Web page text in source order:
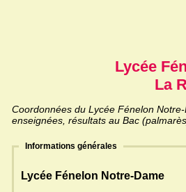
Lycée
La
Coordonnées du Lycée Fénelon
enseignées, résultats au Bac
Informations générales
Lycée Fénelon Notre-Dame